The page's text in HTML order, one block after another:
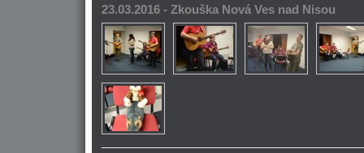
23.03.2016 - Zkouška Nová Ves nad Nisou